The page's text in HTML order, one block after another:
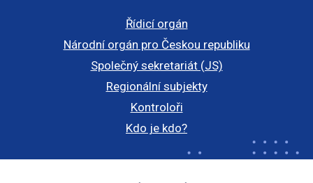
Řídicí orgán
Národní orgán pro Českou republiku
Společný sekretariát (JS)
Regionální subjekty
Kontroloři
Kdo je kdo?